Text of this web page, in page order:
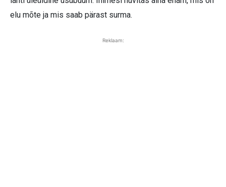
elu mõte ja mis saab pärast surma.
Reklaam: